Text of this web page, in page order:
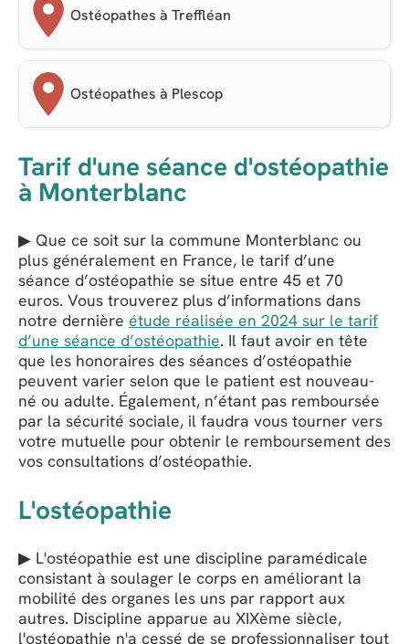
Ostéopathes à Treffléan
Ostéopathes à Plescop
Tarif d'une séance d'ostéopathie
à Monterblanc
▶ Que ce soit sur la commune Monterblanc ou
plus généralement en France, le tarif d’une
séance d’ostéopathie se situe entre 45 et 70
euros. Vous trouverez plus d’informations dans
notre dernière étude réalisée en 2024 sur le tarif
d’une séance d’ostéopathie. Il faut avoir en tête
que les honoraires des séances d’ostéopathie
peuvent varier selon que le patient est nouveau-
né ou adulte. Également, n’étant pas remboursée
par la sécurité sociale, il faudra vous tourner vers
votre mutuelle pour obtenir le remboursement des
vos consultations d’ostéopathie.
L'ostéopathie
▶ L'ostéopathie est une discipline paramédicale
consistant à soulager le corps en améliorant la
mobilité des organes les uns par rapport aux
autres. Discipline apparue au XIXème siècle,
l'ostéopathie n'a cessé de se professionnaliser tout